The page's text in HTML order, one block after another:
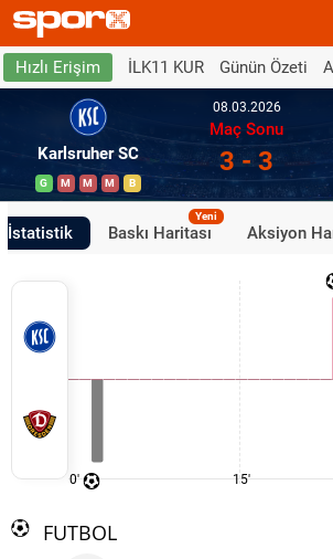
Hızlı Erişim İLK11 KUR Günün Özeti
Karlsruher SC
G M M M B
08.03.2026
Maç Sonu
3 - 3
İstatistik Baskı Haritası
Yeni
Aksiyon
0' 15'
FUTBOL